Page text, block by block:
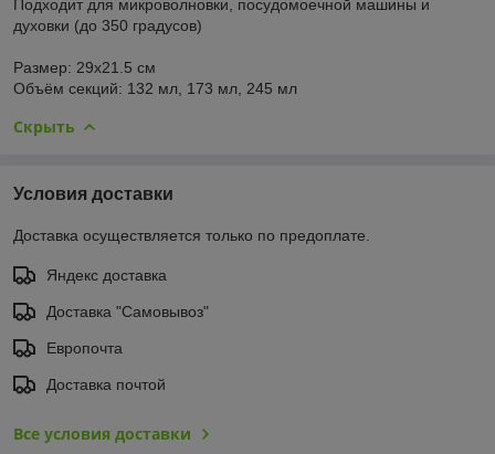
Подходит для микроволновки, посудомоечной машины и
духовки (до 350 градусов)
Размер: 29х21.5 см
Объём секций: 132 мл, 173 мл, 245 мл
Скрыть
Условия доставки
Доставка осуществляется только по предоплате.
Яндекс доставка
Доставка "Самовывоз"
Европочта
Доставка почтой
Все условия доставки